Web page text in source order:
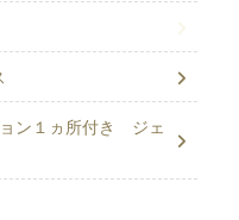
ョン１ヵ所付き ジェ